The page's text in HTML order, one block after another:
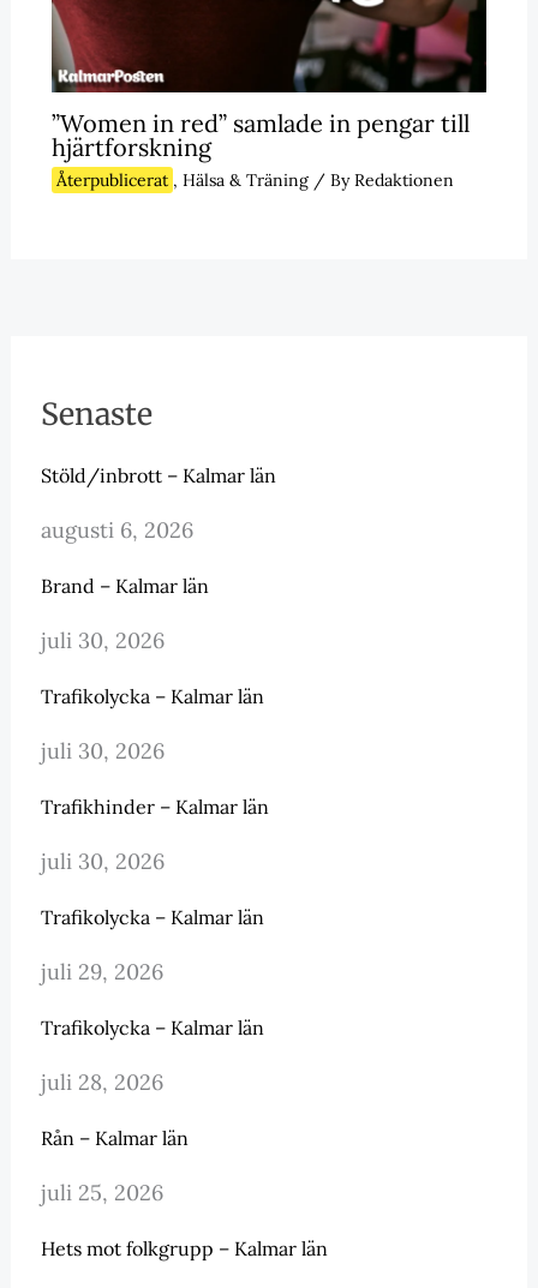
”Women in red” samlade in pengar till
hjärtforskning
Återpublicerat , Hälsa & Träning/ ByRedaktionen
Senaste
Stöld/inbrott – Kalmar län
augusti 6, 2026
Brand – Kalmar län
juli 30, 2026
Trafikolycka – Kalmar län
juli 30, 2026
Trafikhinder – Kalmar län
juli 30, 2026
Trafikolycka – Kalmar län
juli 29, 2026
Trafikolycka – Kalmar län
juli 28, 2026
Rån – Kalmar län
juli 25, 2026
Hets mot folkgrupp – Kalmar län